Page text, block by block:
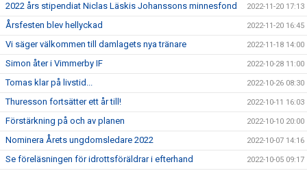
2022 års stipendiat Niclas Läskis Johanssons minnesfond 2022-11-20 17:13
Årsfesten blev hellyckad 2022-11-20 16:45
Vi säger välkommen till damlagets nya tränare 2022-11-18 14:00
Simon åter i Vimmerby IF 2022-10-28 11:00
Tomas klar på livstid... 2022-10-26 08:30
Thuresson fortsätter ett år till! 2022-10-11 16:03
Förstärkning på och av planen 2022-10-10 20:00
Nominera Årets ungdomsledare 2022 2022-10-07 14:16
Se föreläsningen för idrottsföräldrar i efterhand 2022-10-05 09:17